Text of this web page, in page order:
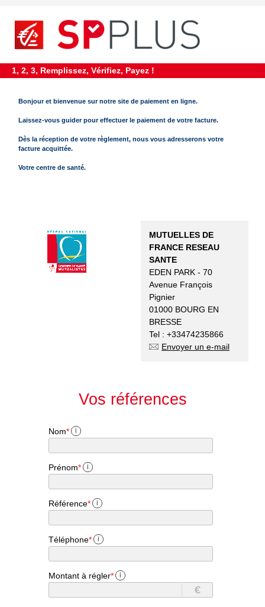
1, 2, 3, Remplissez, Vérifiez, Payez !
Bonjour et bienvenue sur notre site de paiement en ligne.
Laissez-vous guider pour effectuer le paiement de votre facture.
Dès la réception de votre règlement, nous vous adresserons votre
facture acquittée.
Votre centre de santé.
MUTUELLES DE
FRANCE RESEAU
SANTE
EDEN PARK - 70
Avenue François
Pignier
01000 BOURG EN
BRESSE
Tel : +33474235866
Envoyer un e-mail
Vos références
Nom* i
Prénom* i
Référence* i
Téléphone* i
Montant à régler* i
€